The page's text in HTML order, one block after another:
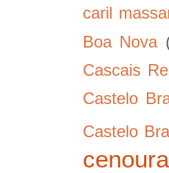
caril
Boa Nova
Cascais
Castelo
Castelo
cenoura